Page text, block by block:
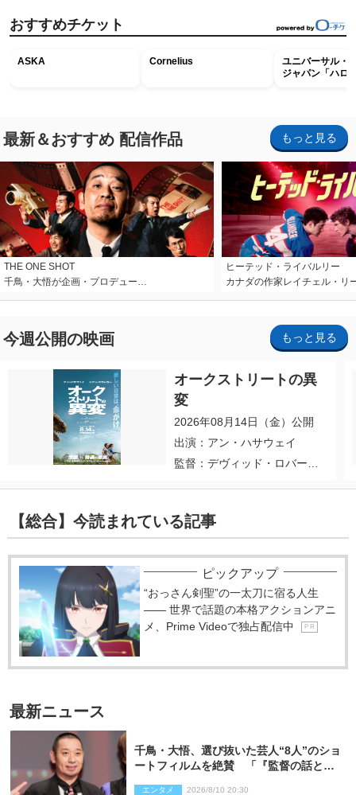
おすすめチケット
ASKA Cornelius
ユニバーサル・
ジャパン「ハロ
最新＆おすすめ 配信作品 もっと見る
THE ONE SHOT
千鳥・大悟が企画・プロデュー…
ヒーテッド・ライバルリー
カナダの作家レイチェル・リ
今週公開の映画 もっと見る
オークストリートの異
変
2026年08月14日（金）公開
出演：アン・ハサウェイ
監督：デヴィッド・ロバー
【総合】今読まれている記事
ピックアップ
“おっさん剣聖”の一太刀に宿る人生
―― 世界で話題の本格アクションアニ
メ、Prime Videoで独占配信中
P R
最新ニュース
千鳥・大悟、選び抜いた芸人“8人”のショ
ートフィルムを絶賛 「『監督の話とか
エンタメ 2026/8/10 20:30